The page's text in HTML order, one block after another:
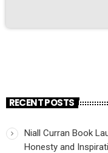
RECENT POSTS
Niall Curran Book
Honesty and